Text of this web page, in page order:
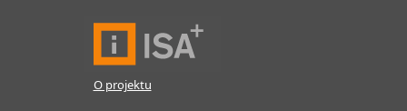
O projektu